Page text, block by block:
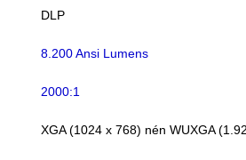
DLP
8.200 Ansi Lumens
2000:1
XGA (1024 x 768) nén WUXGA